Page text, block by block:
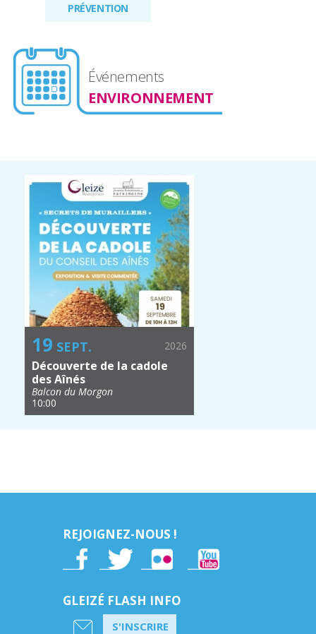
PRÉVENTION
Événements
ENVIRONNEMENT
19 SEPT. 2026
Découverte de la cadole
des Aînés
Balcon du Morgon
10:00
REJOIGNEZ-NOUS !
GLEIZÉ FLASH INFO
S'INSCRIRE